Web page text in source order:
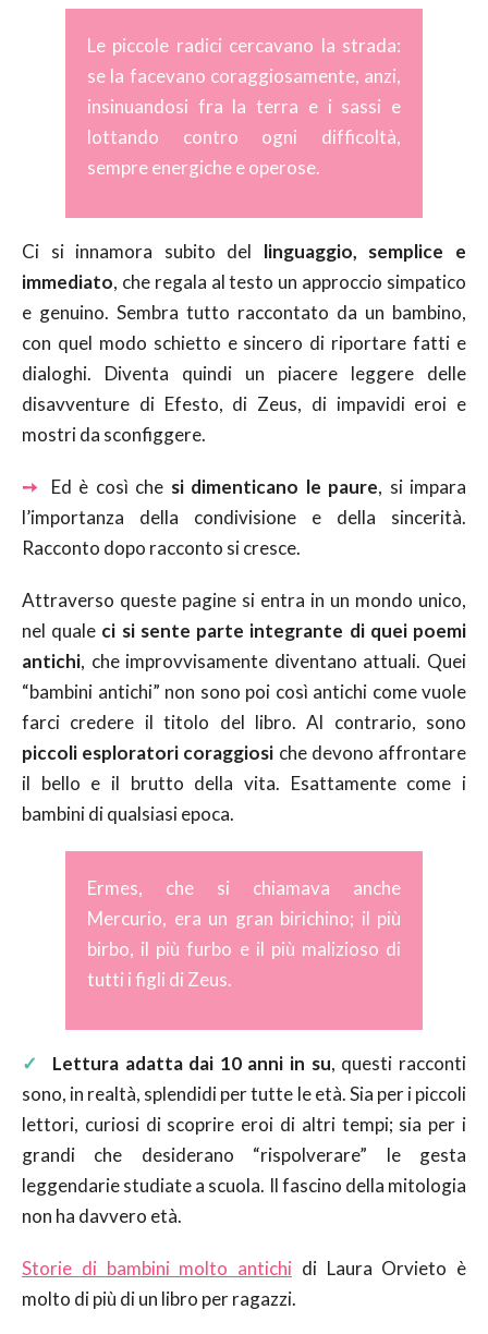
Le piccole radici cercavano la strada:
se la facevano coraggiosamente, anzi,
insinuandosi fra la terra e i sassi e
lottando contro ogni difficoltà,
sempre energiche e operose.
Ci si innamora subito del linguaggio, semplice e
immediato, che regala al testo un approccio simpatico
e genuino. Sembra tutto raccontato da un bambino,
con quel modo schietto e sincero di riportare fatti e
dialoghi. Diventa quindi un piacere leggere delle
disavventure di Efesto, di Zeus, di impavidi eroi e
mostri da sconfiggere.
➙ Ed è così che si dimenticano le paure, si impara
l’importanza della condivisione e della sincerità.
Racconto dopo racconto si cresce.
Attraverso queste pagine si entra in un mondo unico,
nel quale ci si sente parte integrante di quei poemi
antichi, che improvvisamente diventano attuali. Quei
“bambini antichi” non sono poi così antichi come vuole
farci credere il titolo del libro. Al contrario, sono
piccoli esploratori coraggiosi che devono affrontare
il bello e il brutto della vita. Esattamente come i
bambini di qualsiasi epoca.
Ermes, che si chiamava anche
Mercurio, era un gran birichino; il più
birbo, il più furbo e il più malizioso di
tutti i figli di Zeus.
✓ Lettura adatta dai 10 anni in su, questi racconti
sono, in realtà, splendidi per tutte le età. Sia per i piccoli
lettori, curiosi di scoprire eroi di altri tempi; sia per i
grandi che desiderano “rispolverare” le gesta
leggendarie studiate a scuola. Il fascino della mitologia
non ha davvero età.
Storie di bambini molto antichi di Laura Orvieto è
molto di più di un libro per ragazzi.